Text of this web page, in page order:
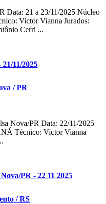
Data: 21 a 23/11/2025 Núcleo
Victor Vianna Jurados:
Cerri ...
11/2025
/ PR
Nova/PR Data: 22/11/2025
Técnico: Victor Vianna
PR - 22 11 2025
/ RS